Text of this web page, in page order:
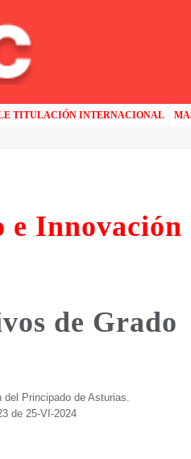
TITULACIÓN INTERNACIONAL
e Innovación
de Grado
Principado de Asturias.
de 25-VI-2024